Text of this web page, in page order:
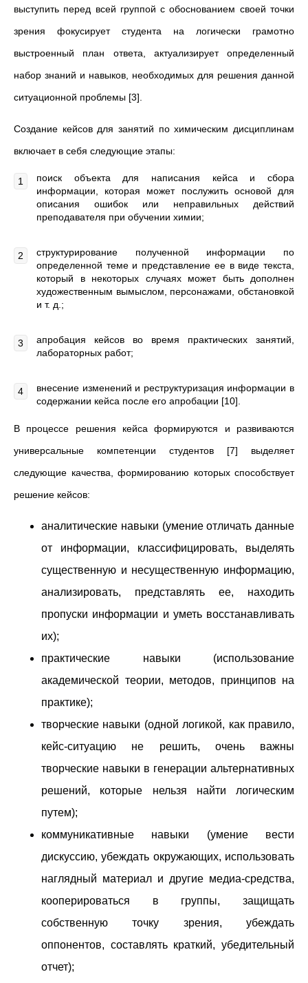
выступить перед всей группой с обоснованием своей точки
зрения фокусирует студента на логически грамотно
выстроенный план ответа, актуализирует определенный
набор знаний и навыков, необходимых для решения данной
ситуационной проблемы [3].
Создание кейсов для занятий по химическим дисциплинам
включает в себя следующие этапы:
поиск объекта для написания кейса и сбора
информации, которая может послужить основой для
описания ошибок или неправильных действий
преподавателя при обучении химии;
структурирование полученной информации по
определенной теме и представление ее в виде текста,
который в некоторых случаях может быть дополнен
художественным вымыслом, персонажами, обстановкой
и т. д.;
апробация кейсов во время практических занятий,
лабораторных работ;
внесение изменений и реструктуризация информации в
содержании кейса после его апробации [10].
В процессе решения кейса формируются и развиваются
универсальные компетенции студентов [7] выделяет
следующие качества, формированию которых способствует
решение кейсов:
аналитические навыки (умение отличать данные
от информации, классифицировать, выделять
существенную и несущественную информацию,
анализировать, представлять ее, находить
пропуски информации и уметь восстанавливать
их);
практические навыки (использование
академической теории, методов, принципов на
практике);
творческие навыки (одной логикой, как правило,
кейс-ситуацию не решить, очень важны
творческие навыки в генерации альтернативных
решений, которые нельзя найти логическим
путем);
коммуникативные навыки (умение вести
дискуссию, убеждать окружающих, использовать
наглядный материал и другие медиа-средства,
кооперироваться в группы, защищать
собственную точку зрения, убеждать
оппонентов, составлять краткий, убедительный
отчет);